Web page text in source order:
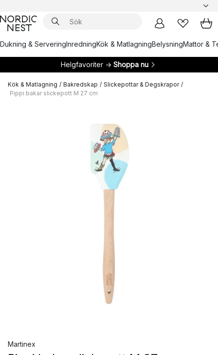
Dukning & ServeringInredningKök & MatlagningBelysningMattor &
Helgfavoriter → Shoppa nu
Kök & Matlagning / Bakredskap / Slickepottar & Degskrapor /
Pippi bakar slickepott M 27 cm
Martinex